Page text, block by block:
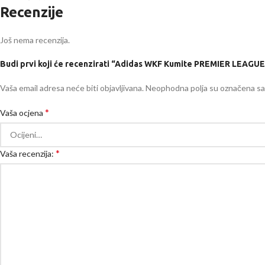
Recenzije
Još nema recenzija.
Budi prvi koji će recenzirati “Adidas WKF Kumite PREMIER
Vaša email adresa neće biti objavljivana.Neophodna polja su označena sa
Vaša ocjena *
Vaša recenzija: *